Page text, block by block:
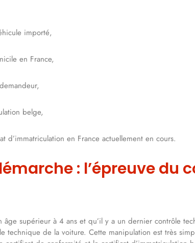
importé,
en France,
belge,
d’immatriculation en France actuellement en cours.
: l’épreuve du
âge supérieur à 4 ans et qu’il y a un dernier contrôle
technique de la voiture. Cette manipulation est très